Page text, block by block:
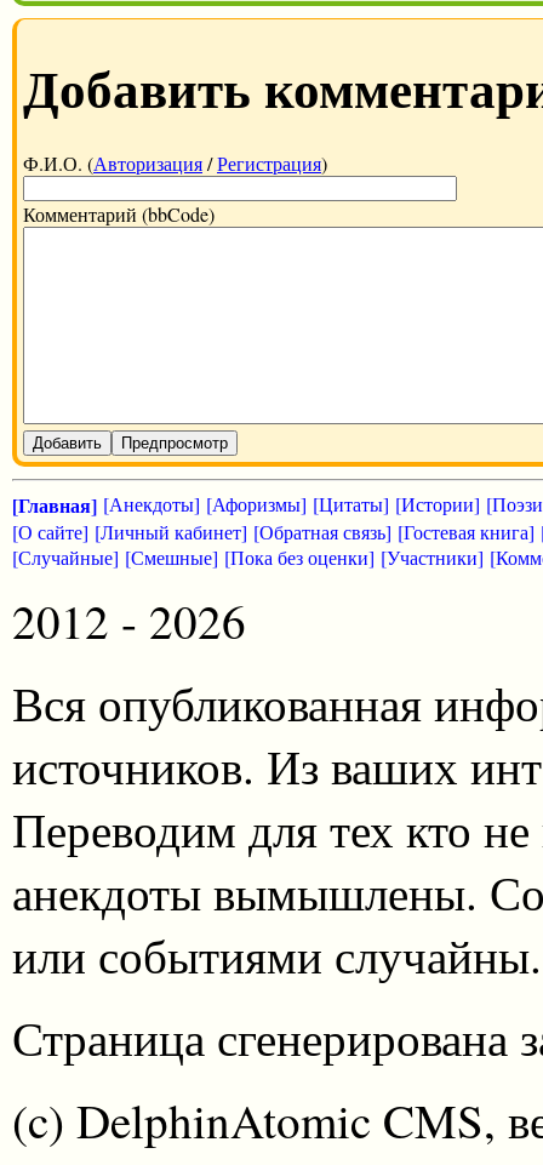
Добавить
Ф.И.О. (Авторизация/Регистрация)
Комментарий (bbCode)
Добавить Предпросмотр
[Главная] [Анекдоты] [Афоризмы] [Цитаты] [Истории]
[О сайте] [Личный кабинет] [Обратная связь] [Гостевая книга]
[Случайные] [Смешные] [Пока без оценки] [Участники]
2012 - 2026
Вся опубликованная
источников. Из ваших
Переводим для тех кто
анекдоты вымышлены.
или событиями случайны.
Страница сгенерирована
(c) DelphinAtomic CMS,